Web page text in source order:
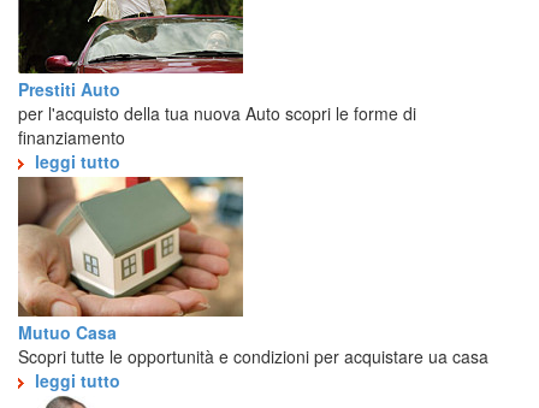
Prestiti Auto
per l'acquisto della tua nuova Auto scopri le forme di
finanziamento
leggi tutto
Mutuo Casa
Scopri tutte le opportunità e condizioni per acquistare ua casa
leggi tutto